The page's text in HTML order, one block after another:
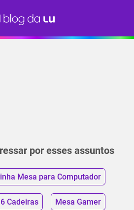
por esses assuntos
Mesa para Computador
Cadeiras Mesa Gamer